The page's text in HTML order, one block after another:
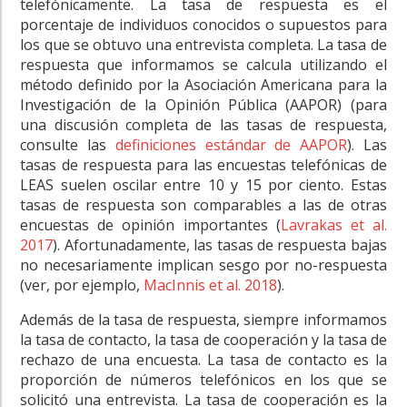
telefónicamente. La tasa de respuesta es el
porcentaje de individuos conocidos o supuestos para
los que se obtuvo una entrevista completa. La tasa de
respuesta que informamos se calcula utilizando el
método definido por la Asociación Americana para la
Investigación de la Opinión Pública (AAPOR) (para
una discusión completa de las tasas de respuesta,
consulte las definiciones estándar de AAPOR). Las
tasas de respuesta para las encuestas telefónicas de
LEAS suelen oscilar entre 10 y 15 por ciento. Estas
tasas de respuesta son comparables a las de otras
encuestas de opinión importantes (Lavrakas et al.
2017). Afortunadamente, las tasas de respuesta bajas
no necesariamente implican sesgo por no-respuesta
(ver, por ejemplo, MacInnis et al. 2018).
Además de la tasa de respuesta, siempre informamos
la tasa de contacto, la tasa de cooperación y la tasa de
rechazo de una encuesta. La tasa de contacto es la
proporción de números telefónicos en los que se
solicitó una entrevista. La tasa de cooperación es la